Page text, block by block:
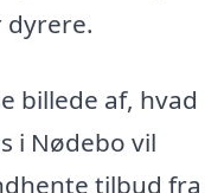
dyrere.
billede af, hvad
i Nødebo vil
tilbud fra